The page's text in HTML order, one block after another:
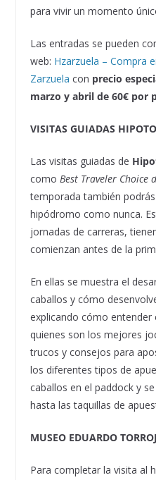
para vivir un momento
Las entradas se pueden
web: Hzarzuela – Compra
Zarzuela con precio
marzo y abril de 60€ por
VISITAS GUIADAS
Las visitas guiadas de
como Best Traveler Choice
temporada también
hipódromo como nunca.
jornadas de carreras,
comienzan antes de la
En ellas se muestra el
caballos y cómo
explicando cómo entender
quienes son los mejores
trucos y consejos para
los diferentes tipos de
caballos en el paddock y
hasta las taquillas de
MUSEO EDUARDO
Para completar la visita al